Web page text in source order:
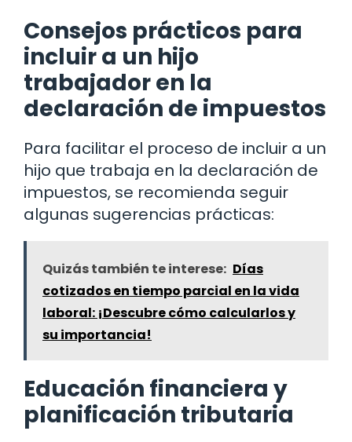
Consejos prácticos para
incluir a un hijo
trabajador en la
declaración de impuestos
Para facilitar el proceso de incluir a un
hijo que trabaja en la declaración de
impuestos, se recomienda seguir
algunas sugerencias prácticas:
Quizás también te interese: Días
cotizados en tiempo parcial en la vida
laboral: ¡Descubre cómo calcularlos y
su importancia!
Educación financiera y
planificación tributaria